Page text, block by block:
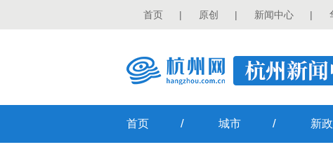
首页 | 原创 | 新闻中心 |
首页 / 城市 / 新政